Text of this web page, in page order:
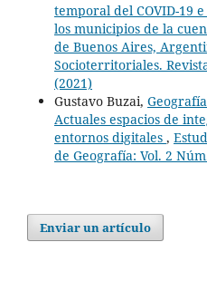
temporal del COVID-19
los municipios de la
de Buenos Aires,
Socioterritoriales.
(2021)
Gustavo Buzai,
Actuales espacios de
entornos digitales ,
de Geografía: Vol. 2
Enviar un artículo